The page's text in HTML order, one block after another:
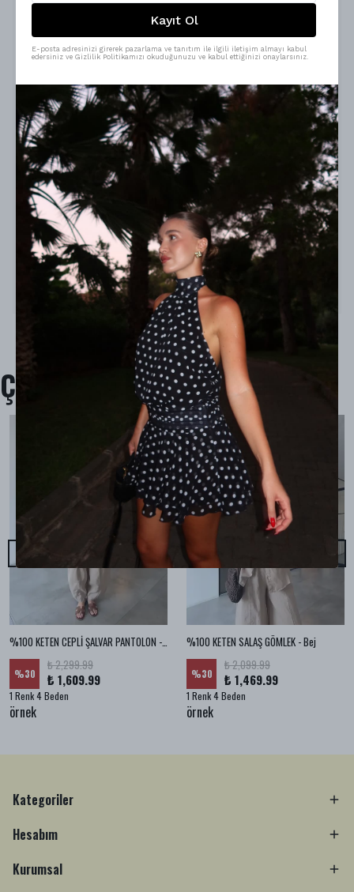
Model Ölçüleri : 167cm/53kg
Modelin Beden : S beden
Ürün İçeriği :
%55Keten, %45 Viscon
Ürün Boyu : Üst 55 cm / Alt 80 cm
Çok Satanlar
%100 KETEN CEPLİ ŞALVAR PANTOLON - Bej
%30
₺ 2,299.99
₺ 1,609.99
1 Renk 4 Beden
örnek
%100 KETEN SALAŞ GÖMLEK - Bej
%30
₺ 2,099.99
₺ 1,469.99
1 Renk 4 Beden
örnek
Kategoriler
Hesabım
Kurumsal
Kayıt Ol
E-posta adresinizi girerek pazarlama ve tanıtım ile ilgili iletişim almayı kabul
edersiniz ve Gizlilik Politikamızı okuduğunuzu ve kabul ettiğinizi onaylarsınız.